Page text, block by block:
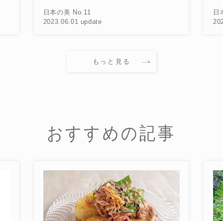
update
2023.06.01 update
もっと見る
おすすめの記事